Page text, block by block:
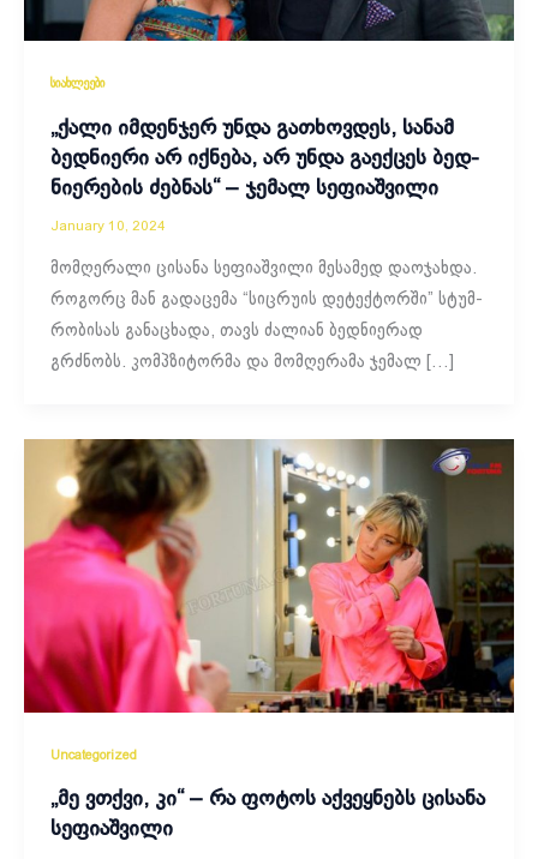
სიახლეები
„ქალი იმ­დენ­ჯერ უნდა გა­თხოვ­დეს, სა­ნამ
ბედ­ნი­ე­რი არ იქ­ნე­ბა, არ უნდა გა­ექ­ცეს ბედ­
ნი­ე­რე­ბის ძებ­ნას“ – ჯემალ სეფიაშვილი
January 10, 2024
მომ­ღე­რა­ლი ცი­სა­ნა სე­ფი­აშ­ვი­ლი მე­სა­მედ და­ო­ჯახ­და.
რო­გორც მან გა­და­ცე­მა “სიც­რუ­ის დე­ტექ­ტორ­ში” სტუმ­
რო­ბი­სას გა­ნა­ცხა­და, თავს ძა­ლი­ან ბედ­ნი­ე­რად
გრძნობს. კომპზი­ტორ­მა და მომ­ღე­რა­მა ჯე­მალ […]
Uncategorized
„მე ვთქვი, კი“ – რა ფოტოს აქვეყნებს ცისანა
სეფიაშვილი